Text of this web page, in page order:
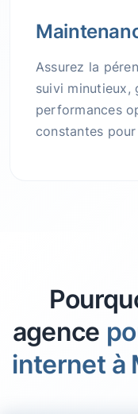
Assurez la
suivi minutieux,
performances
constantes
agence
internet à